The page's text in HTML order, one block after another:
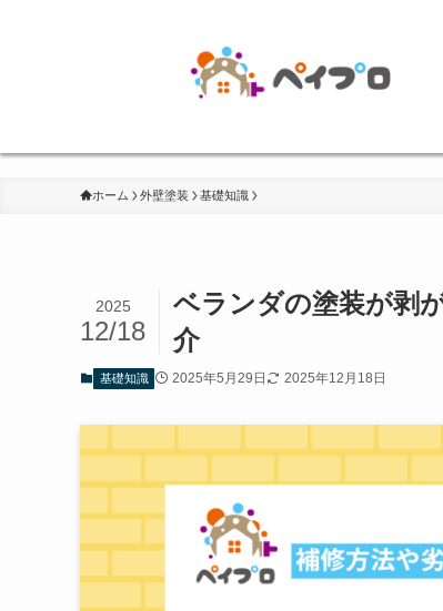
ホーム 外壁塗装 基礎知識
ベランダの塗装が剥
介
2025
12/18
基礎知識 2025年5月29日 2025年12月18日